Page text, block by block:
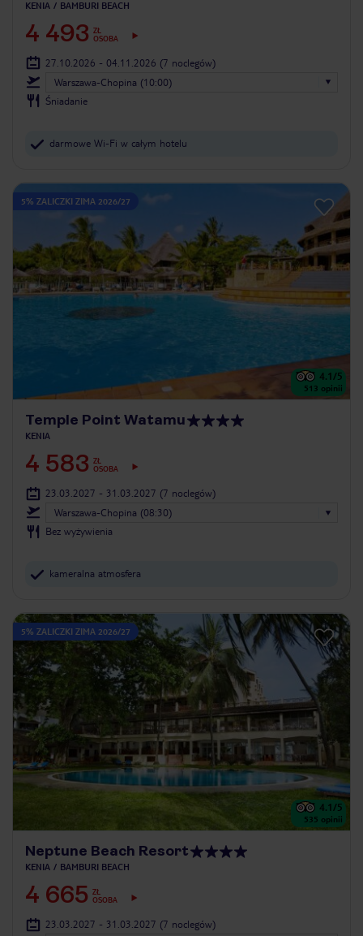
KENIA BAMBURI BEACH
4 493 ZŁ
OSOBA
27.10.2026 - 04.11.2026 (7 noclegów)
Warszawa-Chopina (10:00)
Śniadanie
darmowe Wi-Fi w całym hotelu
5% ZALICZKI ZIMA 2026/27
4.1/5
513 opinii
Temple Point Watamu
KENIA
4 583 ZŁ
OSOBA
23.03.2027 - 31.03.2027 (7 noclegów)
Warszawa-Chopina (08:30)
Bez wyżywienia
kameralna atmosfera
5% ZALICZKI ZIMA 2026/27
4.1/5
535 opinii
Neptune Beach Resort
KENIA BAMBURI BEACH
4 665 ZŁ
OSOBA
23.03.2027 - 31.03.2027 (7 noclegów)